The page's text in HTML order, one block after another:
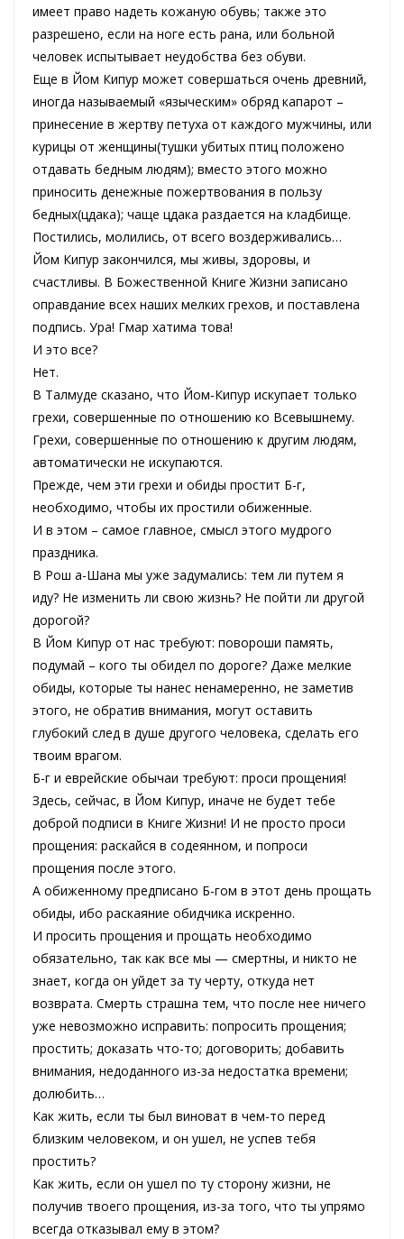
имеет право надеть кожаную обувь; также это
разрешено, если на ноге есть рана, или больной
человек испытывает неудобства без обуви.
Еще в Йом Кипур может совершаться очень древний,
иногда называемый «языческим» обряд капарот –
принесение в жертву петуха от каждого мужчины, или
курицы от женщины(тушки убитых птиц положено
отдавать бедным людям); вместо этого можно
приносить денежные пожертвования в пользу
бедных(цдака); чаще цдака раздается на кладбище.
Постились, молились, от всего воздерживались…
Йом Кипур закончился, мы живы, здоровы, и
счастливы. В Божественной Книге Жизни записано
оправдание всех наших мелких грехов, и поставлена
подпись. Ура! Гмар хатима това!
И это все?
Нет.
В Талмуде сказано, что Йом-Кипур искупает только
грехи, совершенные по отношению ко Всевышнему.
Грехи, совершенные по отношению к другим людям,
автоматически не искупаются.
Прежде, чем эти грехи и обиды простит Б-г,
необходимо, чтобы их простили обиженные.
И в этом – самое главное, смысл этого мудрого
праздника.
В Рош а-Шана мы уже задумались: тем ли путем я
иду? Не изменить ли свою жизнь? Не пойти ли другой
дорогой?
В Йом Кипур от нас требуют: повороши память,
подумай – кого ты обидел по дороге? Даже мелкие
обиды, которые ты нанес ненамеренно, не заметив
этого, не обратив внимания, могут оставить
глубокий след в душе другого человека, сделать его
твоим врагом.
Б-г и еврейские обычаи требуют: проси прощения!
Здесь, сейчас, в Йом Кипур, иначе не будет тебе
доброй подписи в Книге Жизни! И не просто проси
прощения: раскайся в содеянном, и попроси
прощения после этого.
А обиженному предписано Б-гом в этот день прощать
обиды, ибо раскаяние обидчика искренно.
И просить прощения и прощать необходимо
обязательно, так как все мы — смертны, и никто не
знает, когда он уйдет за ту черту, откуда нет
возврата. Смерть страшна тем, что после нее ничего
уже невозможно исправить: попросить прощения;
простить; доказать что-то; договорить; добавить
внимания, недоданного из-за недостатка времени;
долюбить…
Как жить, если ты был виноват в чем-то перед
близким человеком, и он ушел, не успев тебя
простить?
Как жить, если он ушел по ту сторону жизни, не
получив твоего прощения, из-за того, что ты упрямо
всегда отказывал ему в этом?